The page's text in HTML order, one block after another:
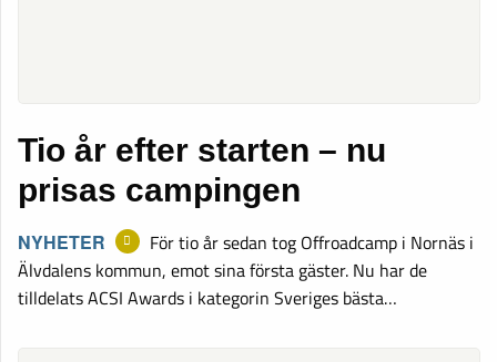
Tio år efter starten – nu
prisas campingen
NYHETER
För tio år sedan tog Offroadcamp i Nornäs i
Älvdalens kommun, emot sina första gäster. Nu har de
tilldelats ACSI Awards i kategorin Sveriges bästa…